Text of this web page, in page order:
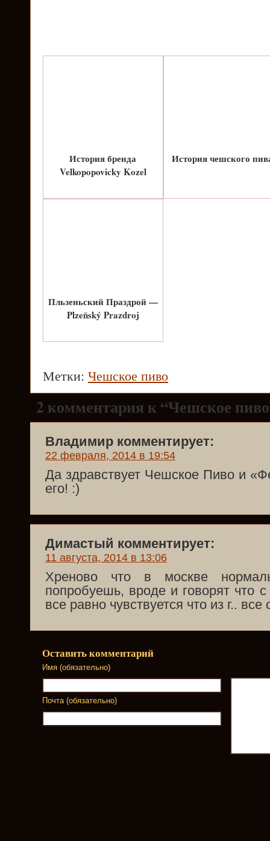
История бренда
Velkopopovicky Kozel
История чешского
Пльзеньский Праздрой —
Plzeňský Prazdroj
Метки: Чешское пиво
2 комментария к “Чешское
Владимир комментирует:
22 февраля, 2014 в 19:54
Да здравствует Чешское Пиво и
его! :)
Димастый комментирует:
11 августа, 2014 в 13:06
Хреново что в москве
попробуешь, вроде и говорят что
все равно чувствуется что из г.. все
Оставить комментарий
Имя (обязательно)
Почта (обязательно)